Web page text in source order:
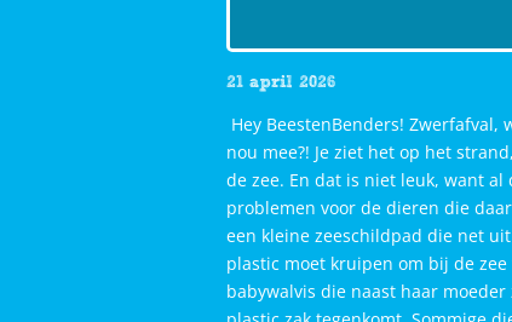
21 april 2026
Hey BeestenBenders! Zwerfafval,
nou mee?! Je ziet het op het
de zee. En dat is niet leuk, want
problemen voor de dieren die
een kleine zeeschildpad die net
plastic moet kruipen om bij de zee
babywalvis die naast haar